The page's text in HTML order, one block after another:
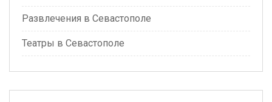
Развлечения в Севастополе
Театры в Севастополе